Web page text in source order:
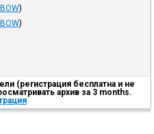
)
)
(регистрация бесплатна и не
архив за 3 months.